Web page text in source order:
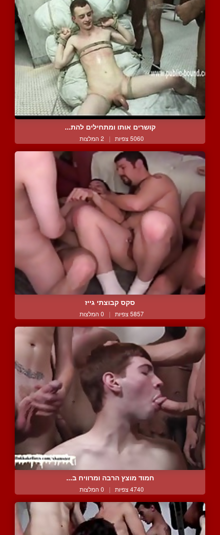
קושרים אותו ומתחילים להת...
5060 צפיות | 2 המלצות
סקס קבוצתי גייז
5857 צפיות | 0 המלצות
חמוד מוצץ הרבה ומרוויח ב...
4740 צפיות | 0 המלצות